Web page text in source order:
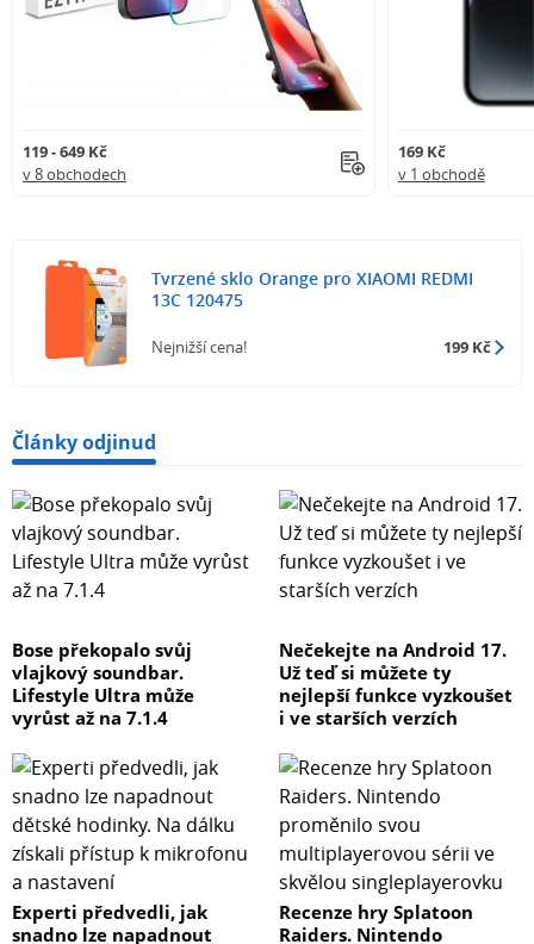
119 - 649 Kč
v 8 obchodech
169 Kč
v 1 obchodě
Tvrzené sklo Orange pro XIAOMI REDMI
13C 120475
Nejnižší cena! 199 Kč
Články odjinud
Bose překopalo svůj
vlajkový soundbar.
Lifestyle Ultra může
vyrůst až na 7.1.4
Nečekejte na Android 17.
Už teď si můžete ty
nejlepší funkce vyzkoušet
i ve starších verzích
Experti předvedli, jak
snadno lze napadnout
Recenze hry Splatoon
Raiders. Nintendo